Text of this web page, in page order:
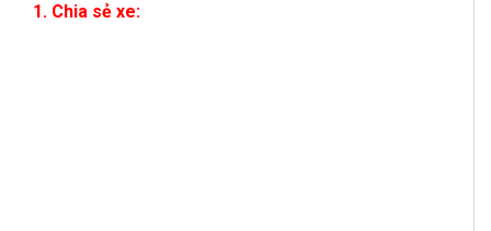
1. Chia sẻ xe: